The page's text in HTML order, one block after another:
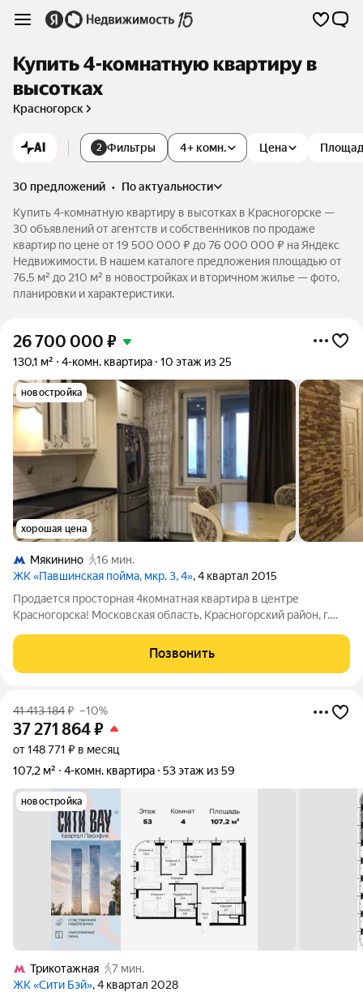
Купить 4-комнатную квартиру в
высотках
Красногорск
AI 2 Фильтры 4+ комн. Цена
30 предложений •
по актуальности
Купить 4-комнатную квартиру в высотках в Красногорске —
30 объявлений от агентств и собственников по продаже
квартир по цене от 19 500 000 ₽ до 76 000 000 ₽ на Яндекс
Недвижимости. В нашем каталоге предложения площадью от
76,5 м² до 210 м² в новостройках и вторичном жилье — фото,
планировки и характеристики.
26 700 000 ₽
130,1 м² 4-комн. квартира 10 этаж из 25
новостройка
хорошая цена
Мякинино
16 мин.
ЖК «Павшинская пойма, мкр. 3, 4», 4 квартал 2015
Продается просторная 4комнатная квартира в центре
Красногорска! Московская область, Красногорский район, г.
отличный обзор, светлая и тихая сторона Идеальное
сочетание комфорта, локации и
Позвонить
41 413 184₽ –10%
37 271 864₽
от 148 771 ₽ в месяц
107,2 м²
4-комн. квартира 53 этаж из 59
новостройка
Трикотажная
7 мин.
ЖК «Сити Бэй», 4 квартал 2028